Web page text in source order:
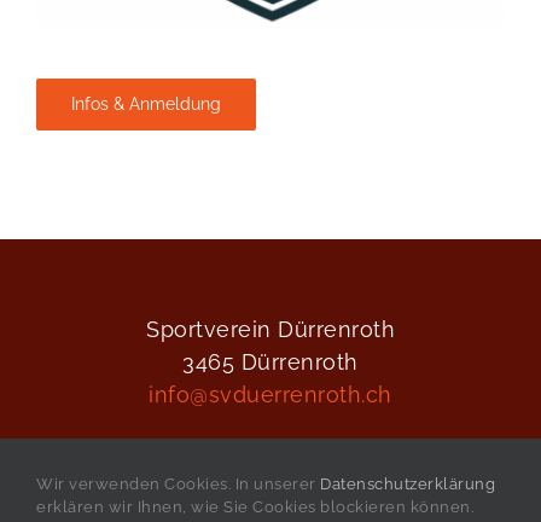
Infos & Anmeldung
Sportverein Dürrenroth
3465 Dürrenroth
info@svduerrenroth.ch
Wir verwenden Cookies. In unserer Datenschutzerklärung
erklären wir Ihnen, wie Sie Cookies blockieren können.